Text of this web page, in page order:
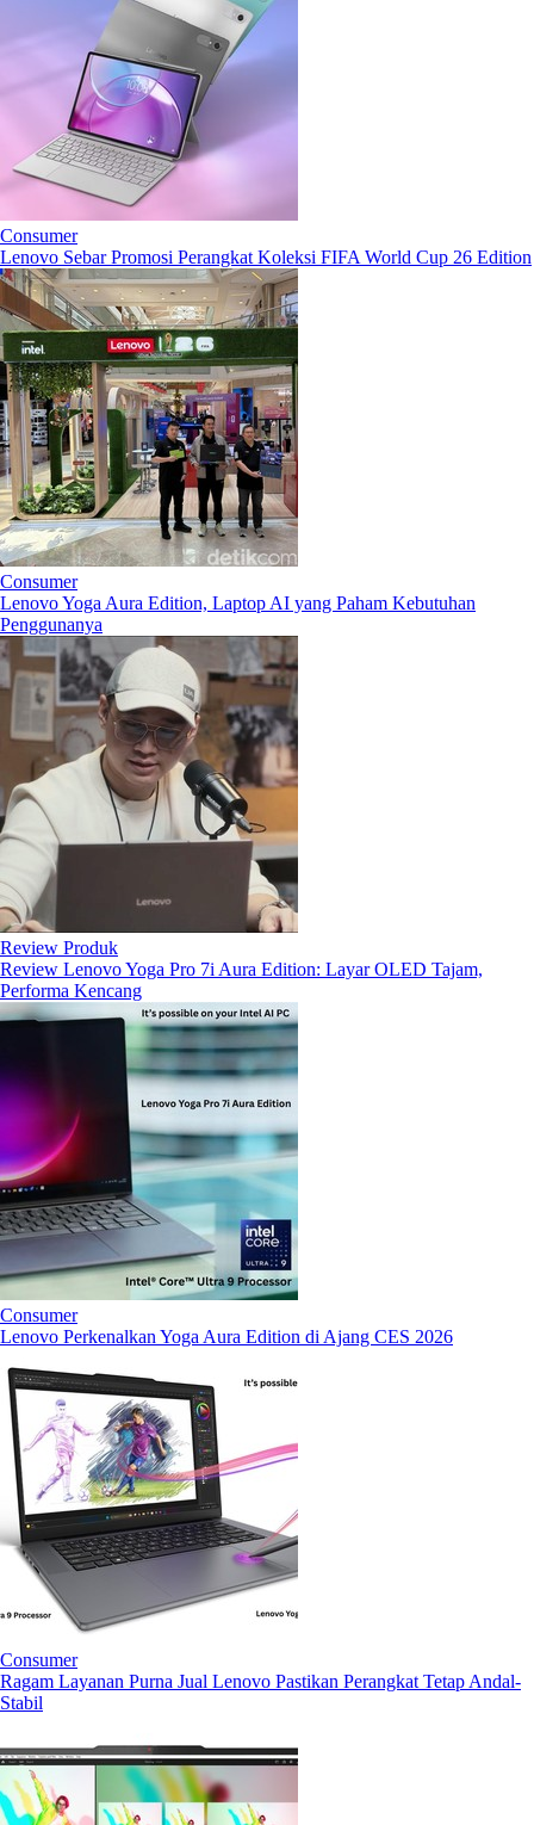
Consumer
Lenovo Sebar Promosi Perangkat Koleksi FIFA World Cup 26 Edition
Consumer
Lenovo Yoga Aura Edition, Laptop AI yang Paham Kebutuhan
Penggunanya
Review Produk
Review Lenovo Yoga Pro 7i Aura Edition: Layar OLED Tajam,
Performa Kencang
Consumer
Lenovo Perkenalkan Yoga Aura Edition di Ajang CES 2026
Consumer
Ragam Layanan Purna Jual Lenovo Pastikan Perangkat Tetap Andal-
Stabil